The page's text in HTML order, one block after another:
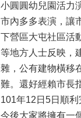
小圓圓幼兒園活力
市內多多表演，讓
下營區大屯社區活
等地方人士反映，
雜，公有建物橫移
難。還好經賴市長
101年12日5日順利
今後大家將擁有一